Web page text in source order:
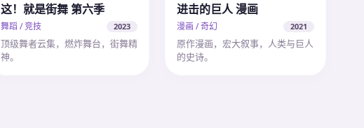
这！就是街舞 第六季
舞蹈 / 竞技 2023
顶级舞者云集，燃炸舞台，街舞精
神。
进击的巨人 漫画
漫画 / 奇幻 2021
原作漫画，宏大叙事，人类与巨人
的史诗。